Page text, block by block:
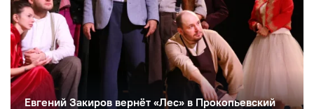
Евгений Закиров вернёт «Лес» в Прокопьевский